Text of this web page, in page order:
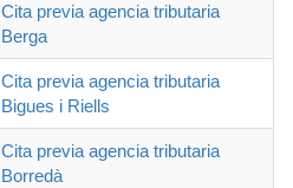
Cita previa agencia tributaria
Berga
Cita previa agencia tributaria
Bigues i Riells
Cita previa agencia tributaria
Borredà